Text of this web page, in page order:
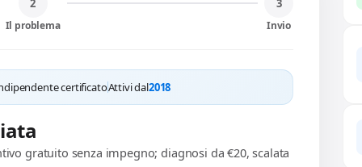
2
Il problema
3
Invio
certificatoAttivi dal2018
gratuito senza impegno; diagnosi da €20, scalata